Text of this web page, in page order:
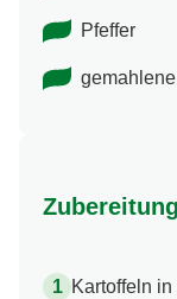
Pfeffer
Zubereitung
Kartoffeln